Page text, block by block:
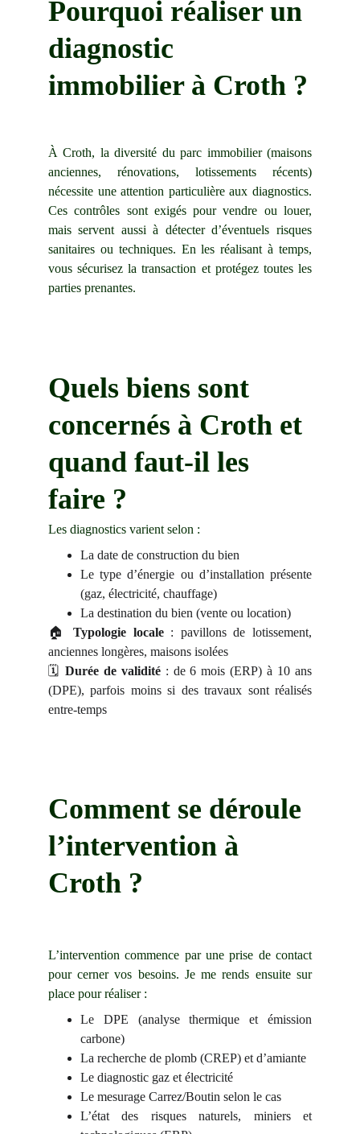
Pourquoi réaliser un
diagnostic
immobilier à Croth ?
À Croth, la diversité du parc immobilier (maisons
anciennes, rénovations, lotissements récents)
nécessite une attention particulière aux diagnostics.
Ces contrôles sont exigés pour vendre ou louer,
mais servent aussi à détecter d’éventuels risques
sanitaires ou techniques. En les réalisant à temps,
vous sécurisez la transaction et protégez toutes les
parties prenantes.
Quels biens sont
concernés à Croth et
quand faut-il les
faire ?
Les diagnostics varient selon :
La date de construction du bien
Le type d’énergie ou d’installation présente
(gaz, électricité, chauffage)
La destination du bien (vente ou location)
🏠Typologie locale: pavillons de lotissement,
anciennes longères, maisons isolées
🗓️ Durée de validité: de 6 mois (ERP) à 10 ans
(DPE), parfois moins si des travaux sont réalisés
entre-temps
Comment se déroule
l’intervention à
Croth ?
L’intervention commence par une prise de contact
pour cerner vos besoins. Je me rends ensuite sur
place pour réaliser :
Le DPE (analyse thermique et émission
carbone)
La recherche de plomb (CREP) et d’amiante
Le diagnostic gaz et électricité
Le mesurage Carrez/Boutin selon le cas
L’état des risques naturels, miniers et